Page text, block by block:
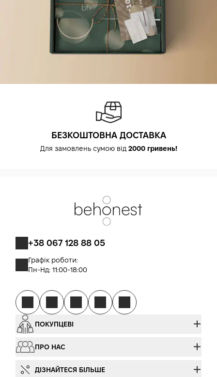
БЕЗКОШТОВНА ДОСТАВКА
Для замовлень сумою від 2000 гривень!
+38 067 128 88 05
Графік роботи:
Пн-Нд: 11:00-18:00
ПОКУПЦЕВІ
ПРО НАС
ДІЗНАЙТЕСЯ БІЛЬШЕ